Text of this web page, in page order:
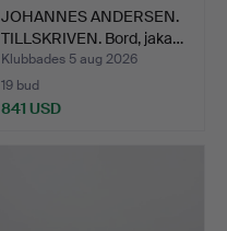
JOHANNES ANDERSEN.
TILLSKRIVEN. Bord, jaka…
Klubbades 5 aug 2026
19 bud
841 USD